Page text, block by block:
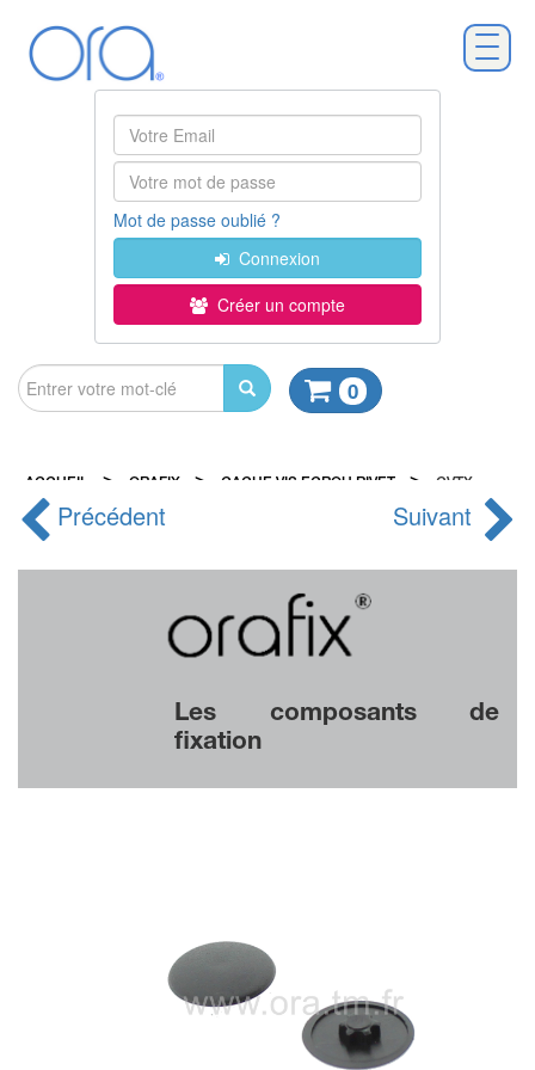
Mot de passe oublié ?
Connexion
Créer un compte
0
ACCUEIL > ORAFIX > CACHE VIS ECROU RIVET > CVTX
Précédent Suivant
Les composants de
fixation